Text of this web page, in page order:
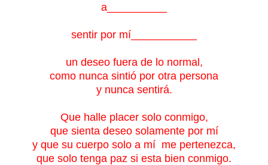
a__________
sentir por mí___________
un deseo fuera de lo normal,
como nunca sintió por otra persona
y nunca sentirá.
Que halle placer solo conmigo,
que sienta deseo solamente por mí
y que su cuerpo solo a mí me pertenezca,
que solo tenga paz si esta bien conmigo.